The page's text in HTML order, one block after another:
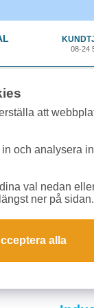
08-24
arbetsplatser,
exempelvis en
och situationer.
att
och analysera
val nedan
ner på sidan.
alla